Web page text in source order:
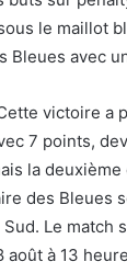
le maillot
Bleues avec
victoire a
7 points,
la
des Bleues
Le match
août à 13